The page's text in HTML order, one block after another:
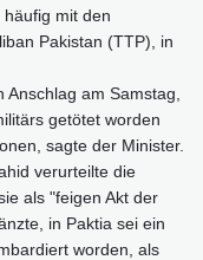
mit den
Pakistan (TTP), in
am Samstag,
getötet worden
sagte der Minister.
verurteilte die
als "feigen Akt der
in Paktia sei ein
worden, als